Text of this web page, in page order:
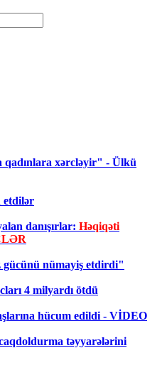
qadınlara xərcləyir" - Ülkü
etdilər
danışırlar: Həqiqəti
nümayiş etdirdi"
4 milyardı ötdü
hücum edildi - VİDEO
təyyarələrini